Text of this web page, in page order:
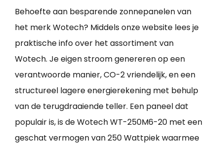
Behoefte aan besparende zonnepanelen van
het merk Wotech? Middels onze website lees je
praktische info over het assortiment van
Wotech. Je eigen stroom genereren op een
verantwoorde manier, CO-2 vriendelijk, en een
structureel lagere energierekening met behulp
van de terugdraaiende teller. Een paneel dat
populair is, is de Wotech WT-250M6-20 met een
geschat vermogen van 250 Wattpiek waarmee